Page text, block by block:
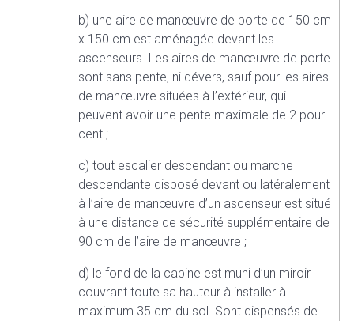
b) une aire de manœuvre de porte de 150 cm
x 150 cm est aménagée devant les
ascenseurs. Les aires de manœuvre de porte
sont sans pente, ni dévers, sauf pour les aires
de manœuvre situées à l’extérieur, qui
peuvent avoir une pente maximale de 2 pour
cent ;
c) tout escalier descendant ou marche
descendante disposé devant ou latéralement
à l’aire de manœuvre d’un ascenseur est situé
à une distance de sécurité supplémentaire de
90 cm de l’aire de manœuvre ;
d) le fond de la cabine est muni d’un miroir
couvrant toute sa hauteur à installer à
maximum 35 cm du sol. Sont dispensés de